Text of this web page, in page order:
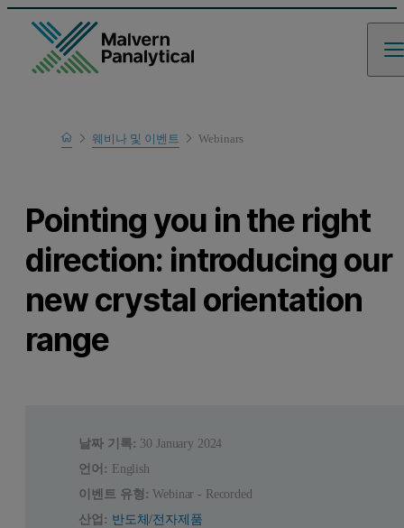
Home
Learn
웨비나 및 이벤트 Webinars
Pointing you in the right
direction: introducing our
new crystal orientation
range
날짜 기록: 30 January 2024
언어: English
이벤트 유형: Webinar - Recorded
산업: 반도체/전자제품